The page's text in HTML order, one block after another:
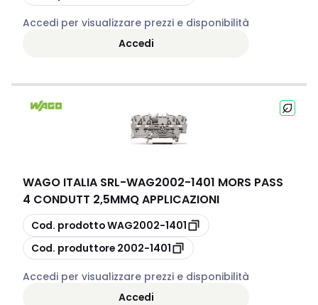
Accedi per visualizzare prezzi e disponibilità
Accedi
WAGO ITALIA SRL-WAG2002-1401 MORS PASS
4 CONDUTT 2,5MMQ APPLICAZIONI
copia
Cod. prodottoWAG2002-1401
copia
Cod. produttore 2002-1401
Accedi per visualizzare prezzi e disponibilità
Accedi